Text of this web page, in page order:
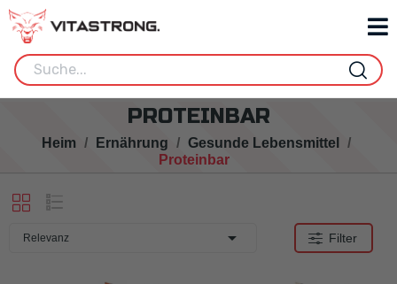
PROTEINBAR
Heim Ernährung
Gesunde Lebensmittel
Proteinbar
Relevanz  Filter